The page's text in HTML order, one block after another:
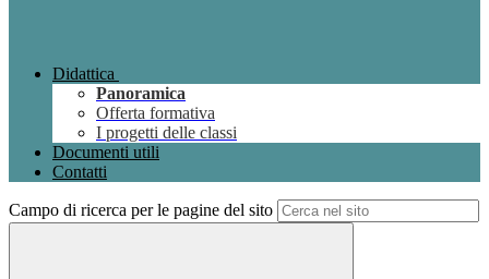
Didattica
Panoramica
Offerta formativa
I progetti delle classi
Documenti utili
Contatti
Campo di ricerca per le pagine del sito